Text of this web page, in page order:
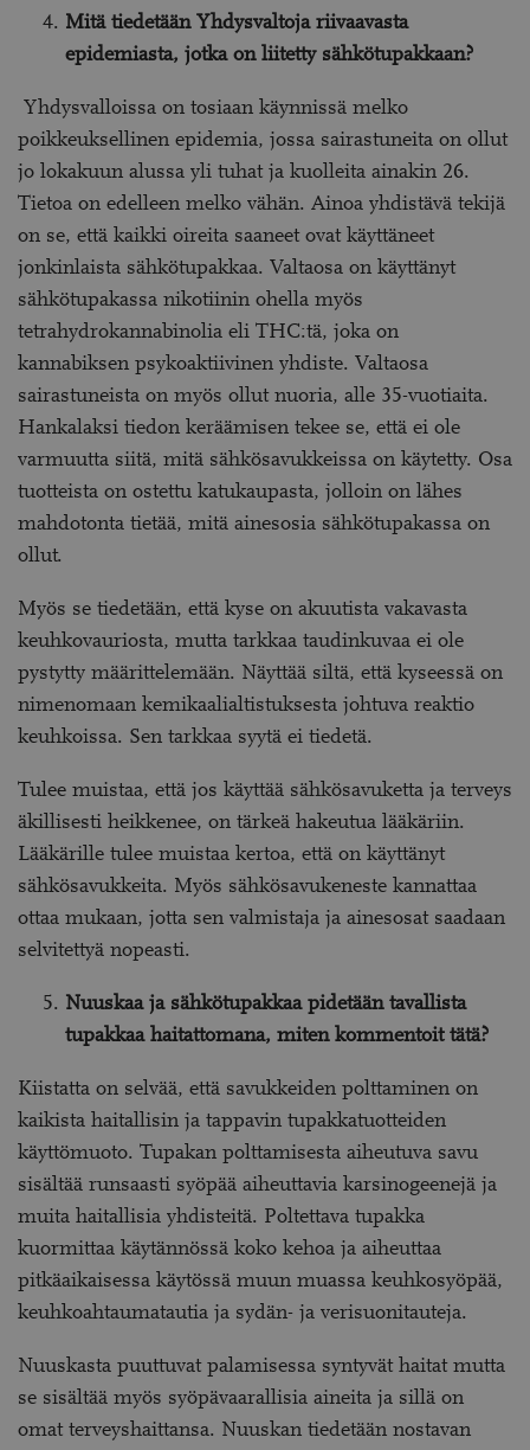
Mitä tiedetään Yhdysvaltoja riivaavasta
epidemiasta, jotka on liitetty sähkötupakkaan?
Yhdysvalloissa on tosiaan käynnissä melko
poikkeuksellinen epidemia, jossa sairastuneita on ollut
jo lokakuun alussa yli tuhat ja kuolleita ainakin 26.
Tietoa on edelleen melko vähän. Ainoa yhdistävä tekijä
on se, että kaikki oireita saaneet ovat käyttäneet
jonkinlaista sähkötupakkaa. Valtaosa on käyttänyt
sähkötupakassa nikotiinin ohella myös
tetrahydrokannabinolia eli THC:tä, joka on
kannabiksen psykoaktiivinen yhdiste. Valtaosa
sairastuneista on myös ollut nuoria, alle 35-vuotiaita.
Hankalaksi tiedon keräämisen tekee se, että ei ole
varmuutta siitä, mitä sähkösavukkeissa on käytetty. Osa
tuotteista on ostettu katukaupasta, jolloin on lähes
mahdotonta tietää, mitä ainesosia sähkötupakassa on
ollut.
Myös se tiedetään, että kyse on akuutista vakavasta
keuhkovauriosta, mutta tarkkaa taudinkuvaa ei ole
pystytty määrittelemään. Näyttää siltä, että kyseessä on
nimenomaan kemikaalialtistuksesta johtuva reaktio
keuhkoissa. Sen tarkkaa syytä ei tiedetä.
Tulee muistaa, että jos käyttää sähkösavuketta ja terveys
äkillisesti heikkenee, on tärkeä hakeutua lääkäriin.
Lääkärille tulee muistaa kertoa, että on käyttänyt
sähkösavukkeita. Myös sähkösavukeneste kannattaa
ottaa mukaan, jotta sen valmistaja ja ainesosat saadaan
selvitettyä nopeasti.
Nuuskaa ja sähkötupakkaa pidetään tavallista
tupakkaa haitattomana, miten kommentoit tätä?
Kiistatta on selvää, että savukkeiden polttaminen on
kaikista haitallisin ja tappavin tupakkatuotteiden
käyttömuoto. Tupakan polttamisesta aiheutuva savu
sisältää runsaasti syöpää aiheuttavia karsinogeenejä ja
muita haitallisia yhdisteitä. Poltettava tupakka
kuormittaa käytännössä koko kehoa ja aiheuttaa
pitkäaikaisessa käytössä muun muassa keuhkosyöpää,
keuhkoahtaumatautia ja sydän- ja verisuonitauteja.
Nuuskasta puuttuvat palamisessa syntyvät haitat mutta
se sisältää myös syöpävaarallisia aineita ja sillä on
omat terveyshaittansa. Nuuskan tiedetään nostavan